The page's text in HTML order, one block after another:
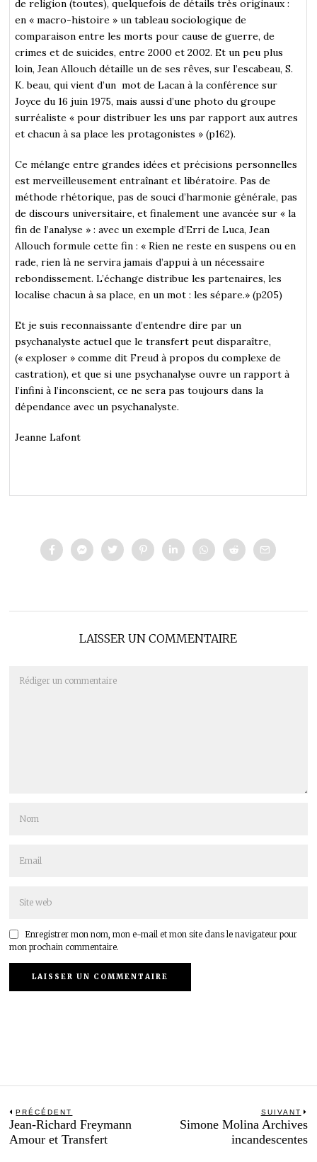
de religion (toutes), quelquefois de détails très originaux :
en « macro-histoire » un tableau sociologique de
comparaison entre les morts pour cause de guerre, de
crimes et de suicides, entre 2000 et 2002. Et un peu plus
loin, Jean Allouch détaille un de ses rêves, sur l’escabeau, S.
K. beau, qui vient d’un mot de Lacan à la conférence sur
Joyce du 16 juin 1975, mais aussi d’une photo du groupe
surréaliste « pour distribuer les uns par rapport aux autres
et chacun à sa place les protagonistes » (p162).
Ce mélange entre grandes idées et précisions personnelles
est merveilleusement entraînant et libératoire. Pas de
méthode rhétorique, pas de souci d’harmonie générale, pas
de discours universitaire, et finalement une avancée sur « la
fin de l’analyse » : avec un exemple d’Erri de Luca, Jean
Allouch formule cette fin : « Rien ne reste en suspens ou en
rade, rien là ne servira jamais d’appui à un nécessaire
rebondissement. L’échange distribue les partenaires, les
localise chacun à sa place, en un mot : les sépare.» (p205)
Et je suis reconnaissante d’entendre dire par un
psychanalyste actuel que le transfert peut disparaître,
(« exploser » comme dit Freud à propos du complexe de
castration), et que si une psychanalyse ouvre un rapport à
l’infini à l’inconscient, ce ne sera pas toujours dans la
dépendance avec un psychanalyste.
Jeanne Lafont
LAISSER UN COMMENTAIRE
Enregistrer mon nom, mon e-mail et mon site dans le navigateur pour
mon prochain commentaire.
Navigation
de
l’article
PRÉCÉDENT
Previous
post:
Jean-Richard Freymann
Amour et Transfert
SUIVANT
Simone Molina Archives
incandescentes